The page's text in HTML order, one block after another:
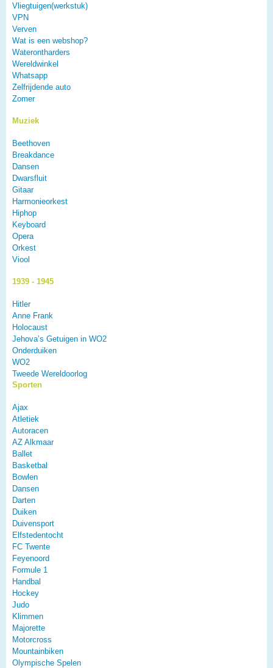
Vliegtuigen(werkstuk)
VPN
Verven
Wat is een webshop?
Waterontharders
Wereldwinkel
Whatsapp
Zelfrijdende auto
Zomer
Muziek
Beethoven
Breakdance
Dansen
Dwarsfluit
Gitaar
Harmonieorkest
Hiphop
Keyboard
Opera
Orkest
Viool
1939 - 1945
Hitler
Anne Frank
Holocaust
Jehova’s Getuigen in WO2
Onderduiken
WO2
Tweede Wereldoorlog
Sporten
Ajax
Atletiek
Autoracen
AZ Alkmaar
Ballet
Basketbal
Bowlen
Dansen
Darten
Duiken
Duivensport
Elfstedentocht
FC Twente
Feyenoord
Formule 1
Handbal
Hockey
Judo
Klimmen
Majorette
Motorcross
Mountainbiken
Olympische Spelen